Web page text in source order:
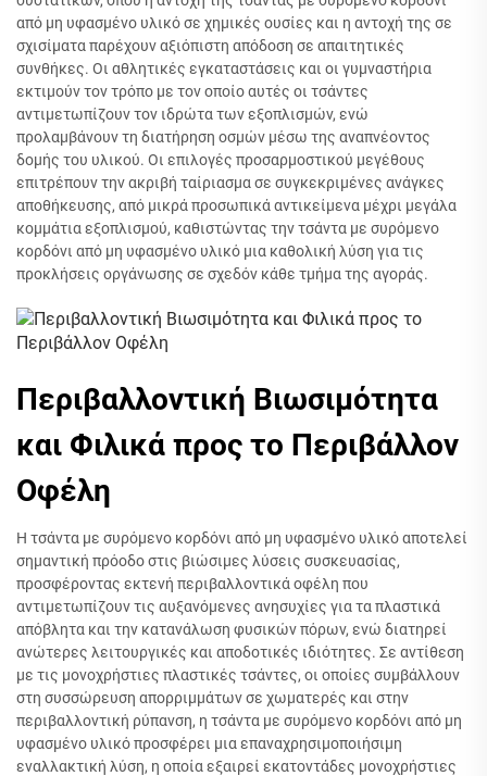
από μη υφασμένο υλικό σε χημικές ουσίες και η αντοχή της σε
σχισίματα παρέχουν αξιόπιστη απόδοση σε απαιτητικές
συνθήκες. Οι αθλητικές εγκαταστάσεις και οι γυμναστήρια
εκτιμούν τον τρόπο με τον οποίο αυτές οι τσάντες
αντιμετωπίζουν τον ιδρώτα των εξοπλισμών, ενώ
προλαμβάνουν τη διατήρηση οσμών μέσω της αναπνέοντος
δομής του υλικού. Οι επιλογές προσαρμοστικού μεγέθους
επιτρέπουν την ακριβή ταίριασμα σε συγκεκριμένες ανάγκες
αποθήκευσης, από μικρά προσωπικά αντικείμενα μέχρι μεγάλα
κομμάτια εξοπλισμού, καθιστώντας την τσάντα με συρόμενο
κορδόνι από μη υφασμένο υλικό μια καθολική λύση για τις
προκλήσεις οργάνωσης σε σχεδόν κάθε τμήμα της αγοράς.
Περιβαλλοντική Βιωσιμότητα
και Φιλικά προς το Περιβάλλον
Οφέλη
Η τσάντα με συρόμενο κορδόνι από μη υφασμένο υλικό αποτελεί
σημαντική πρόοδο στις βιώσιμες λύσεις συσκευασίας,
προσφέροντας εκτενή περιβαλλοντικά οφέλη που
αντιμετωπίζουν τις αυξανόμενες ανησυχίες για τα πλαστικά
απόβλητα και την κατανάλωση φυσικών πόρων, ενώ διατηρεί
ανώτερες λειτουργικές και αποδοτικές ιδιότητες. Σε αντίθεση
με τις μονοχρήστιες πλαστικές τσάντες, οι οποίες συμβάλλουν
στη συσσώρευση απορριμμάτων σε χωματερές και στην
περιβαλλοντική ρύπανση, η τσάντα με συρόμενο κορδόνι από μη
υφασμένο υλικό προσφέρει μια επαναχρησιμοποιήσιμη
εναλλακτική λύση, η οποία εξαιρεί εκατοντάδες μονοχρήστιες